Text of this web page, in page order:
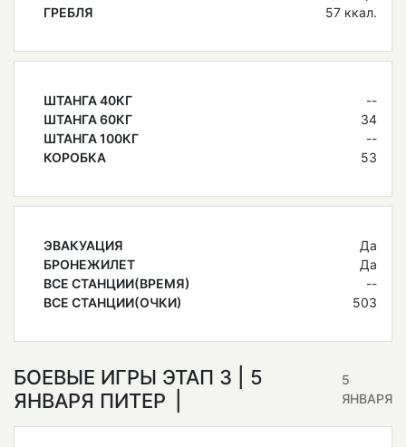
ГРЕБЛЯ
57 ккал.
ШТАНГА 40КГ
--
ШТАНГА 60КГ
34
ШТАНГА 100КГ
--
КОРОБКА
53
ЭВАКУАЦИЯ
Да
БРОНЕЖИЛЕТ
Да
ВСЕ СТАНЦИИ(ВРЕМЯ)
--
ВСЕ СТАНЦИИ(ОЧКИ)
503
БОЕВЫЕ ИГРЫ ЭТАП 3 | 5
ЯНВАРЯ ПИТЕР
5
ЯНВАРЯ